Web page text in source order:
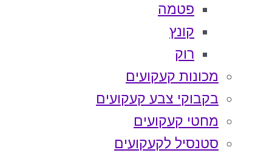
פטמה
קונץ
רוק
מכונות קעקועים
בקבוקי צבע קעקועים
מחטי קעקועים
סטנסיל לקעקועים